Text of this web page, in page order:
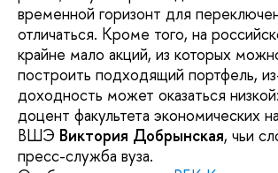
временной горизонт для
отличаться. Кроме того, на
крайне мало акций, из которых
построить подходящий портфель,
доходность может оказаться
доцент факультета экономических
ВШЭ Виктория Добрынская, чьи
пресс-служба вуза.